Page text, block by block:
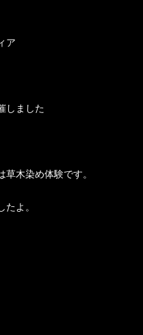
ア
しました
木染め体験です。
よ。